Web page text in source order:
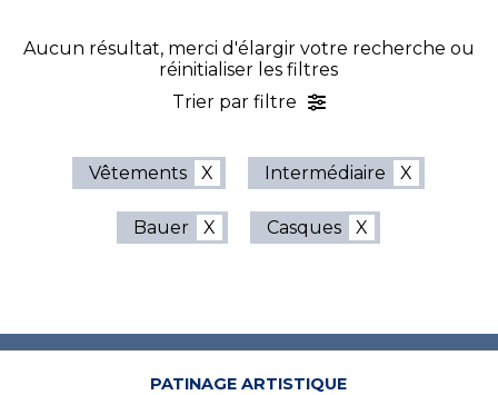
EN
7825, Boul. Taschereau
Brossard, Qc
J4Y 1A4
Aucun résultat, merci d'élargir votre recherche ou
réinitialiser les filtres
Trier par filtre
Vêtements Intermédiaire
Bauer Casques
PATINAGE ARTISTIQUE
EN
7825, Boul. Taschereau
Brossard, Qc
J4Y 1A4